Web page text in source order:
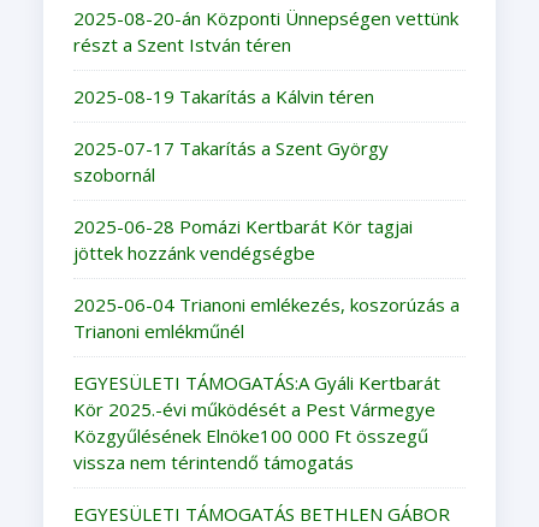
2025-08-20-án Központi Ünnepségen vettünk
részt a Szent István téren
2025-08-19 Takarítás a Kálvin téren
2025-07-17 Takarítás a Szent György
szobornál
2025-06-28 Pomázi Kertbarát Kör tagjai
jöttek hozzánk vendégségbe
2025-06-04 Trianoni emlékezés, koszorúzás a
Trianoni emlékműnél
EGYESÜLETI TÁMOGATÁS:A Gyáli Kertbarát
Kör 2025.-évi működését a Pest Vármegye
Közgyűlésének Elnöke100 000 Ft összegű
vissza nem térintendő támogatás
EGYESÜLETI TÁMOGATÁS BETHLEN GÁBOR